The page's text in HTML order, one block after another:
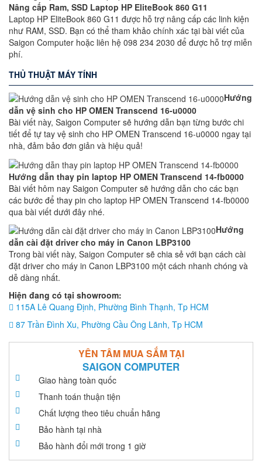
Nâng cấp Ram, SSD Laptop HP EliteBook 860 G11
Laptop HP EliteBook 860 G11 được hỗ trợ nâng cấp các linh kiện
như RAM, SSD. Bạn có thể tham khảo chính xác tại bài viết của
Saigon Computer hoặc liên hệ 098 234 2030 để được hỗ trợ miễn
phí.
THỦ THUẬT MÁY TÍNH
Hướng
dẫn vệ sinh cho HP OMEN Transcend 16-u0000
Bài viết này, Saigon Computer sẽ hướng dẫn bạn từng bước chi
tiết để tự tay vệ sinh cho HP OMEN Transcend 16-u0000 ngay tại
nhà, đảm bảo đơn giản và hiệu quả!
Hướng dẫn thay pin laptop HP OMEN Transcend 14-fb0000
Bài viết hôm nay Saigon Computer sẽ hướng dẫn cho các bạn
các bước để thay pin cho laptop HP OMEN Transcend 14-fb0000
qua bài viết dưới đây nhé.
Hướng
dẫn cài đặt driver cho máy in Canon LBP3100
Trong bài viết này, Saigon Computer sẽ chia sẻ với bạn cách cài
đặt driver cho máy in Canon LBP3100 một cách nhanh chóng và
dễ dàng nhất.
Hiện đang có tại showroom:
115A Lê Quang Định, Phường Bình Thạnh, Tp HCM
87 Trần Đình Xu, Phường Cầu Ông Lãnh, Tp HCM
YÊN TÂM MUA SẮM TẠI
SAIGON COMPUTER
Giao hàng toàn quốc
Thanh toán thuận tiện
Chất lượng theo tiêu chuẩn hãng
Bảo hành tại nhà
Bảo hành đổi mới trong 1 giờ